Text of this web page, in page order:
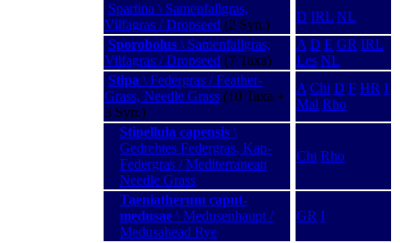
Spartina \ Samenfallgras,
Vilfagras / Dropseed (2 Syn.)
D IRL NL
Sporobolus \ Samenfallgras,
Vilfagras / Dropseed (7 Taxa)
A D E GR IRL
Les NL
Stipa \ Federgras / Feather-
Grass, Needle Grass (10 Taxa +
3 Syn.)
A Chi D F HR I
Mal Rho
Stipellula capensis \
Gedrehtes Federgras, Kap-
Federgras / Mediterranean
Needle Grass
Chi Rho
Taeniatherum caput-
medusae \ Medusenhaupt /
Medusahead Rye
GR I